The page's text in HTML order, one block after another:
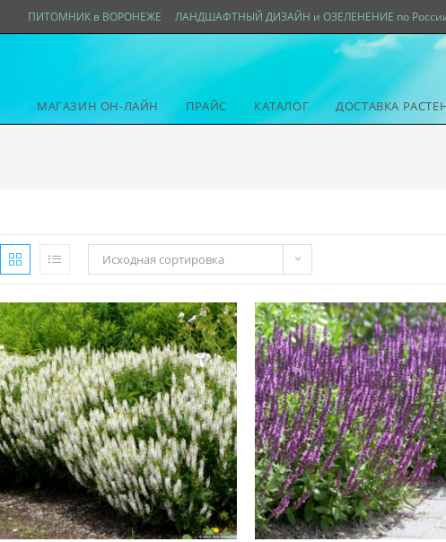
ПИТОМНИК в ВОРОНЕЖЕ ЛАНДШАФТНЫЙ ДИЗАЙН и ОЗЕЛЕНЕНИЕ по
МАГАЗИН ОН-ЛАЙН ПРАЙС КАТАЛОГ ДОСТАВКА
Исходная сортировка